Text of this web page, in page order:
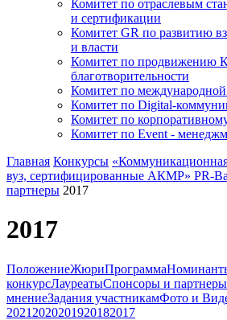
Комитет по отраслевым
и сертификации
Комитет GR по развитию
и власти
Комитет по продвижению
благотворительности
Комитет по международной
Комитет по Digital-
Комитет по
Комитет по Event -
Главная Конкурсы
вуз, сертифицированные АКМР» PR-
партнеры 2017
2017
ПоложениеЖюриПрограмма
конкурсЛауреатыСпонсоры и партнеры
мнениеЗадания участникамФото и
2021 2020201920182017